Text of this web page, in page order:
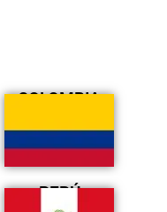
COLOMBIA
PERÚ